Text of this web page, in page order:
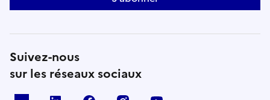
Suivez-nous
sur les réseaux sociaux